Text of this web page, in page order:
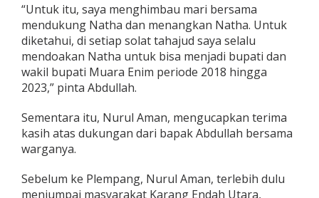
“Untuk itu, saya menghimbau mari bersama
mendukung Natha dan menangkan Natha. Untuk
diketahui, di setiap solat tahajud saya selalu
mendoakan Natha untuk bisa menjadi bupati dan
wakil bupati Muara Enim periode 2018 hingga
2023,” pinta Abdullah.
Sementara itu, Nurul Aman, mengucapkan terima
kasih atas dukungan dari bapak Abdullah bersama
warganya.
Sebelum ke Plempang, Nurul Aman, terlebih dulu
menjumpai masyarakat Karang Endah Utara,